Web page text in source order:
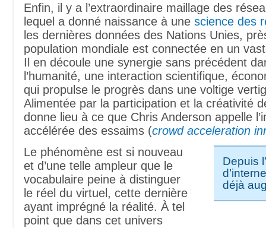
Enfin, il y a l’extraordinaire maillage des
lequel a donné naissance à une science des
les dernières données des Nations Unies,
population mondiale est connectée en un
Il en découle une synergie sans précédent
l’humanité, une interaction scientifique,
qui propulse le progrès dans une voltige
Alimentée par la participation et la créativité
donne lieu à ce que Chris Anderson appelle
accélérée des essaims (crowd acceleration
Depuis
déjà
Le phénomène est si nouveau
et d’une telle ampleur que le
vocabulaire peine à distinguer
le réel du virtuel, cette dernière
ayant imprégné la réalité. À tel
point que dans cet univers